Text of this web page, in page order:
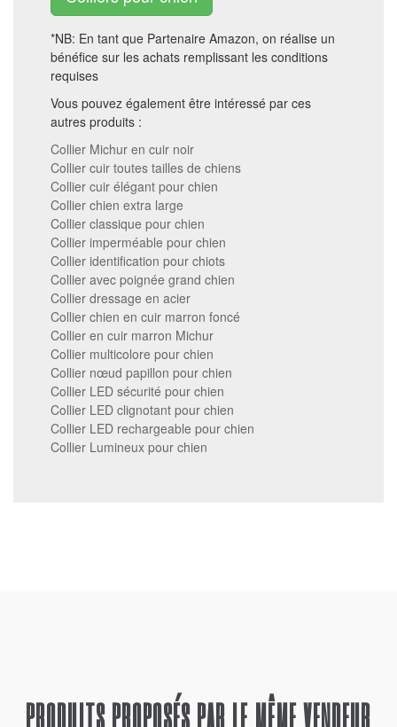
*NB: En tant que Partenaire Amazon, on réalise un
bénéfice sur les achats remplissant les conditions
requises
Vous pouvez également être intéressé par ces
autres produits :
Collier Michur en cuir noir
Collier cuir toutes tailles de chiens
Collier cuir élégant pour chien
Collier chien extra large
Collier classique pour chien
Collier imperméable pour chien
Collier identification pour chiots
Collier avec poignée grand chien
Collier dressage en acier
Collier chien en cuir marron foncé
Collier en cuir marron Michur
Collier multicolore pour chien
Collier nœud papillon pour chien
Collier LED sécurité pour chien
Collier LED clignotant pour chien
Collier LED rechargeable pour chien
Collier Lumineux pour chien
PRODUITS PROPOSÉS PAR LE MÊME VENDEUR